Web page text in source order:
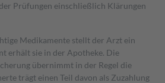
Prüfungen einschließlich Klärungen
Medikamente stellt der Arzt ein
erhält sie in der Apotheke. Die
übernimmt in der Regel die
trägt einen Teil davon als Zuzahlung